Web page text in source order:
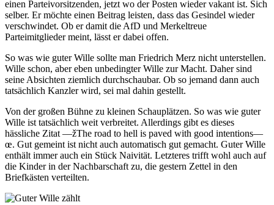
einen Parteivorsitzenden, jetzt wo der Posten wieder vakant ist. Sich
selber. Er möchte einen Beitrag leisten, dass das Gesindel wieder
verschwindet. Ob er damit die AfD und Merkeltreue
Parteimitglieder meint, lässt er dabei offen.
So was wie guter Wille sollte man Friedrich Merz nicht unterstellen.
Wille schon, aber eben unbedingter Wille zur Macht. Daher sind
seine Absichten ziemlich durchschaubar. Ob so jemand dann auch
tatsächlich Kanzler wird, sei mal dahin gestellt.
Von der großen Bühne zu kleinen Schauplätzen. So was wie guter
Wille ist tatsächlich weit verbreitet. Allerdings gibt es dieses
hässliche Zitat —žThe road to hell is paved with good intentions—
œ. Gut gemeint ist nicht auch automatisch gut gemacht. Guter Wille
enthält immer auch ein Stück Naivität. Letzteres trifft wohl auch auf
die Kinder in der Nachbarschaft zu, die gestern Zettel in den
Briefkästen verteilten.